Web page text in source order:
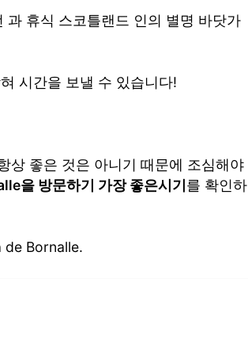
휴식 스코틀랜드 인의 별명 바닷가
시간을 보낼 수 있습니다!
상 좋은 것은 아니기 때문에 조심해야
을 방문하기 가장 좋은시기를 확인하
de Bornalle.